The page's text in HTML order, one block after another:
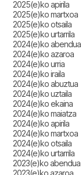
2025(e)ko apirila
2025(e)ko martxoa
2025(e)ko otsaila
2025(e)ko urtarrila
2024(e)ko abendua
2024(e)ko azaroa
2024(e)ko urria
2024(e)ko iraila
2024(e)ko abuztua
2024(e)ko uztaila
2024(e)ko ekaina
2024(e)ko maiatza
2024(e)ko apirila
2024(e)ko martxoa
2024(e)ko otsaila
2024(e)ko urtarrila
2023(e)ko abendua